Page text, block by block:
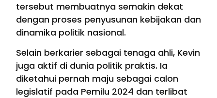
tersebut membuatnya semakin dekat
dengan proses penyusunan kebijakan dan
dinamika politik nasional.
Selain berkarier sebagai tenaga ahli, Kevin
juga aktif di dunia politik praktis. Ia
diketahui pernah maju sebagai calon
legislatif pada Pemilu 2024 dan terlibat